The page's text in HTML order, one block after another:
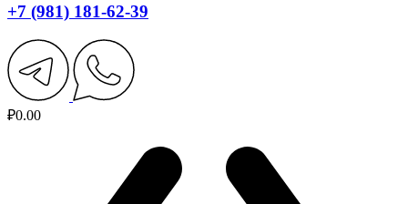
+7 (981) 181-62-39
₽0.00